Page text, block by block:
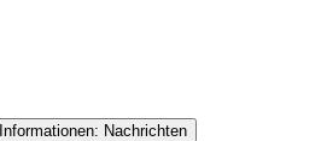
Nachrichten